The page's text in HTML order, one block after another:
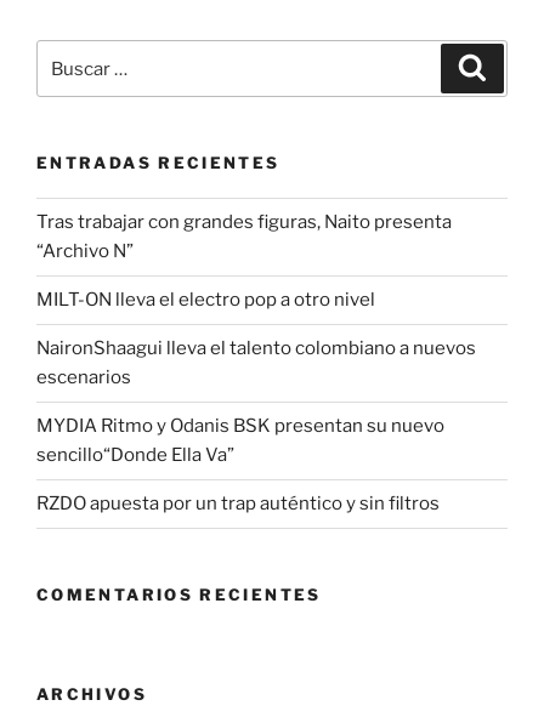
ENTRADAS RECIENTES
Tras trabajar con grandes figuras, Naito presenta
“Archivo N”
MILT-ON lleva el electro pop a otro nivel
NaironShaagui lleva el talento colombiano a nuevos
escenarios
MYDIA Ritmo y Odanis BSK presentan su nuevo
sencillo“Donde Ella Va”
RZDO apuesta por un trap auténtico y sin filtros
COMENTARIOS RECIENTES
ARCHIVOS